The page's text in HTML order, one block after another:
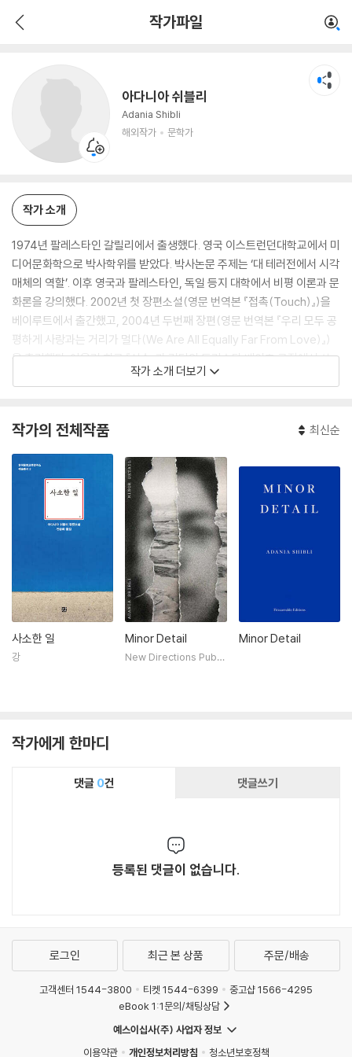
작가파일
아다니아 쉬블리
Adania Shibli
해외작가
문학가
작가 소개
1974년 팔레스타인 갈릴리에서 출생했다. 영국 이스트런던대학교에서 미
디어문화학으로 박사학위를 받았다. 박사논문 주제는 ‘대 테러전에서 시각
매체의 역할’. 이후 영국과 팔레스타인, 독일 등지 대학에서 비평 이론과 문
화론을 강의했다. 2002년 첫 장편소설(영문 번역본 『접촉(Touch)』)을
베이루트에서 출간했고, 2004년 두번째 장편(영문 번역본 『우리 모두 공
평하게 사랑과는 거리가 멀다(We Are All Equally Far From Love)』)
을 출간했다. 아울러 희곡 『실수』가 런던의 트리스탄 베이츠 극장에서 상
연되었다. 작가의 작품은 영어를 포함하여 많은 언어로 번역 소개되었다.
이래 여러 차례 한국을 방문하며 한국 작가들과도 활발하게 교류를 이어오
고 있다. 한국어로는 단편소설과 산문이 여러 편 번역 소개된 바 있지만, 장
편소설로는 『사소한 일(Minor Detail)』이 처음이다.
작가 소개 더보기
작가의 전체작품 최신순
사소한 일
강
Minor Detail
New Directions Publi
Minor Detail
작가에게 한마디
댓글 0건 댓글쓰기
등록된 댓글이 없습니다.
로그인 최근 본 상품 주문/배송
고객센터 1544-3800 티켓 1544-6399
중고샵 1566-4295
eBook 1:1문의/채팅상담
예스이십사(주) 사업자 정보
이용약관
개인정보처리방침 청소년보호정책